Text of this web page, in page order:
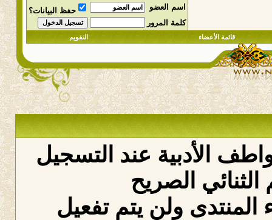
اسم العضو
حفظ البيانات؟
كلمة المرور
قائمة الأعضاء التقويم
الأدبية عند التسجيل
الصريح
ولن يتم تفعيل